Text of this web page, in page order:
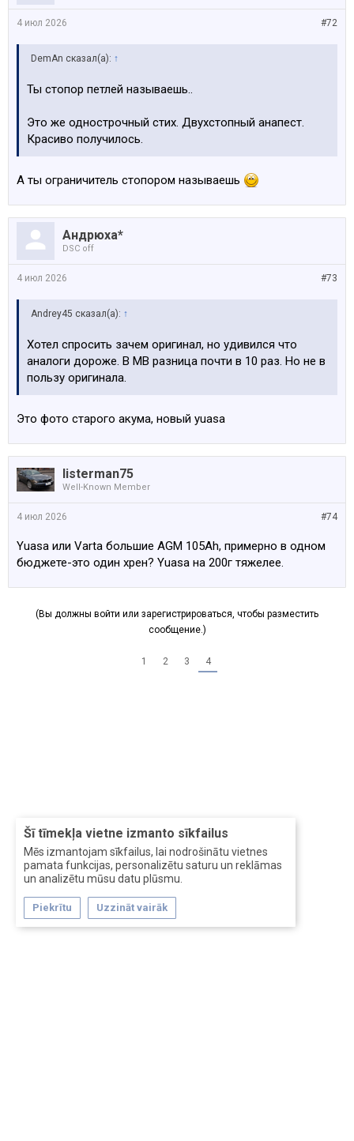
Šī tīmekļa vietne izmanto sīkfailus
Mēs izmantojam sīkfailus, lai nodrošinātu vietnes
pamata funkcijas, personalizētu saturu un reklāmas
un analizētu mūsu datu plūsmu.
Piekrītu Uzzināt vairāk
#72
4 июл 2026
DemAn сказал(а): ↑
Ты стопор петлей называешь..
Это же однострочный стих. Двухстопный анапест.
Красиво получилось.
А ты ограничитель стопором называешь
Андрюха*
DSC off
#73
4 июл 2026
Andrey45 сказал(а): ↑
Хотел спросить зачем оригинал, но удивился что
аналоги дороже. В МВ разница почти в 10 раз. Но не в
пользу оригинала.
Это фото старого акума, новый yuasa
listerman75
Well-Known Member
#74
4 июл 2026
Yuasa или Varta большие AGM 105Ah, примерно в одном
бюджете-это один хрен? Yuasa на 200г тяжелее.
(Вы должны войти или зарегистрироваться, чтобы разместить
сообщение.)
1 2 3 4